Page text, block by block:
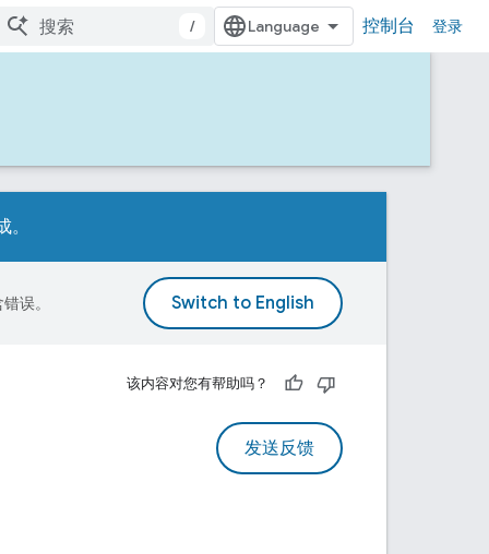
/ 控制台 登录
误。
该内容对您有帮助吗？
发送反馈